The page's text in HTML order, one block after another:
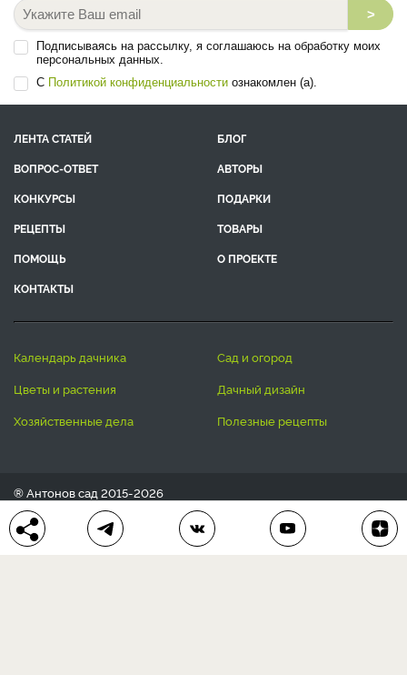
>
Подписываясь на рассылку, я соглашаюсь на обработку моих
персональных данных.
С Политикой конфиденциальности ознакомлен (а).
ЛЕНТА СТАТЕЙ
БЛОГ
ВОПРОС-ОТВЕТ
АВТОРЫ
КОНКУРСЫ
ПОДАРКИ
РЕЦЕПТЫ
ТОВАРЫ
ПОМОЩЬ
О ПРОЕКТЕ
КОНТАКТЫ
календарь дачника
сад и огород
цветы и растения
дачный дизайн
хозяйственные дела
полезные рецепты
® Антонов сад 2015-2026
Политика конфиденциальности
Пользовательское соглашение